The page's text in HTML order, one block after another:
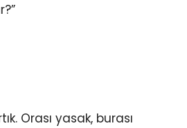
Orası yasak, burası